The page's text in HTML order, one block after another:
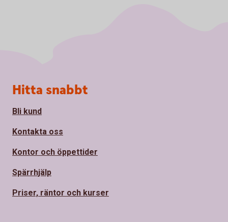
Sidfot
Hitta snabbt
Bli kund
Kontakta oss
Kontor och öppettider
Spärrhjälp
Priser, räntor och kurser